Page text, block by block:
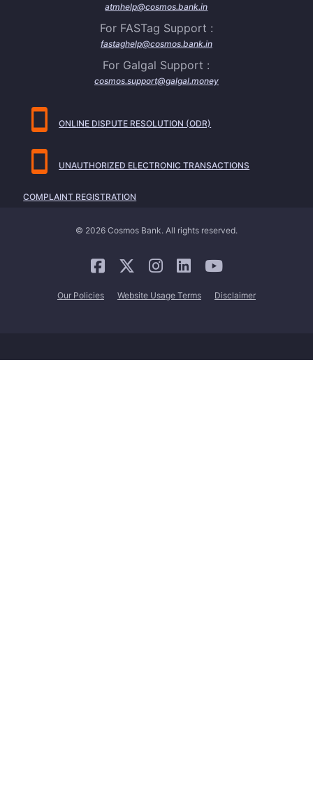
atmhelp@cosmos.bank.in
For FASTag Support :
fastaghelp@cosmos.bank.in
For Galgal Support :
cosmos.support@galgal.money
ONLINE DISPUTE RESOLUTION (ODR)
UNAUTHORIZED ELECTRONIC TRANSACTIONS
COMPLAINT REGISTRATION
© 2026 Cosmos Bank. All rights reserved.
Our Policies Website Usage Terms Disclaimer